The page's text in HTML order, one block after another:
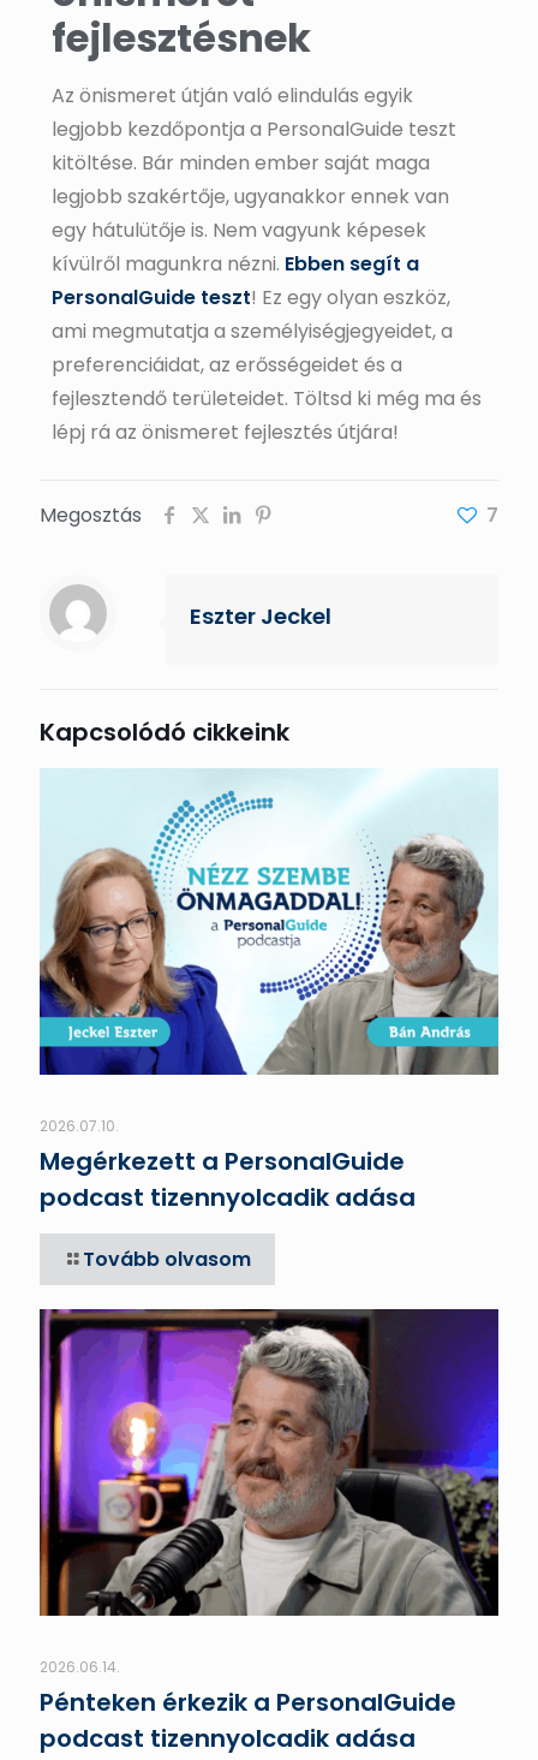
fejlesztésnek
Az önismeret útján való elindulás egyik
legjobb kezdőpontja a PersonalGuide teszt
kitöltése. Bár minden ember saját maga
legjobb szakértője, ugyanakkor ennek van
egy hátulütője is. Nem vagyunk képesek
kívülről magunkra nézni. Ebben segít a
PersonalGuide teszt! Ez egy olyan eszköz,
ami megmutatja a személyiségjegyeidet, a
preferenciáidat, az erősségeidet és a
fejlesztendő területeidet. Töltsd ki még ma és
lépj rá az önismeret fejlesztés útjára!
Megosztás 7
Eszter Jeckel
Kapcsolódó cikkeink
2026.07.10.
Megérkezett a PersonalGuide
podcast tizennyolcadik adása
Tovább olvasom
2026.06.14.
Pénteken érkezik a PersonalGuide
podcast tizennyolcadik adása